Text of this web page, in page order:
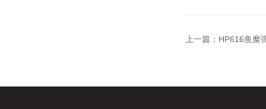
上一篇： HP616鱼糜